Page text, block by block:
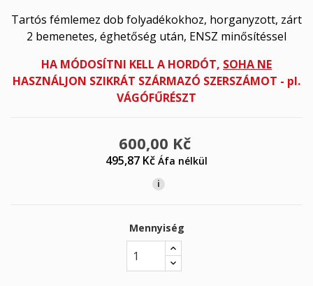
Tartós fémlemez dob folyadékokhoz, horganyzott, zárt
2 bemenetes, éghetőség után, ENSZ minősítéssel
HA MÓDOSÍTNI KELL A HORDÓT, SOHA NE
HASZNÁLJON SZIKRÁT SZÁRMAZÓ SZERSZÁMOT - pl.
VÁGÓFŰRÉSZT
600,00 Kč
495,87 Kč Áfa nélkül
i
Mennyiség